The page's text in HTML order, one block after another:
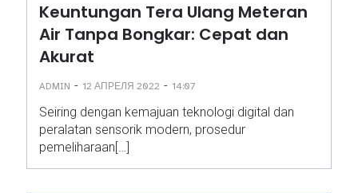
Keuntungan Tera Ulang Meteran
Air Tanpa Bongkar: Cepat dan
Akurat
ADMIN - 12 АПРЕЛЯ 2022 - 14:07
Seiring dengan kemajuan teknologi digital dan
peralatan sensorik modern, prosedur
pemeliharaan[…]